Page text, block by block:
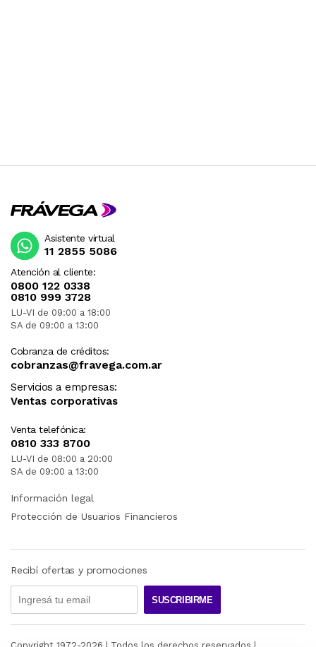
Atención al cliente:
0800 122 0338
0810 999 3728
LU-VI de 09:00 a 18:00
SA de 09:00 a 13:00
Cobranza de créditos:
cobranzas@fravega.com.ar
Servicios a empresas:
Ventas corporativas
Venta telefónica:
0810 333 8700
LU-VI de 08:00 a 20:00
SA de 09:00 a 13:00
Asistente virtual
11 2855 5086
Información legal
Protección de Usuarios Financieros
Recibí ofertas y promociones
SUSCRIBIRME